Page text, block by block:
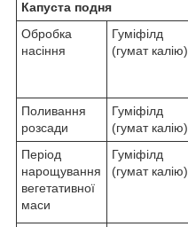
Капуста подня
Обробка
насіння
Гуміфілд
(гумат калію)
Поливання
розсади
Гуміфілд
(гумат калію)
Період
нарощування
вегетативної
маси
Гуміфілд
(гумат калію)